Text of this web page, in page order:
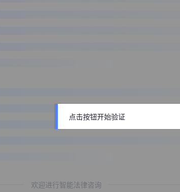
欢迎进行智能法律咨询
点击按钮开始验证